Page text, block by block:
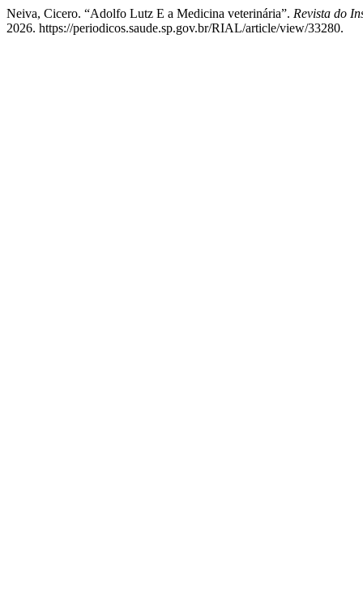
Neiva, Cicero. “Adolfo Lutz E a Medicina veterinária”. Revista do
2026. https://periodicos.saude.sp.gov.br/RIAL/article/view/33280.